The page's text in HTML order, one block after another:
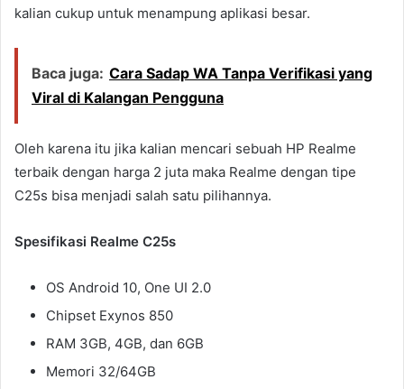
kalian cukup untuk menampung aplikasi besar.
Baca juga: Cara Sadap WA Tanpa Verifikasi yang
Viral di Kalangan Pengguna
Oleh karena itu jika kalian mencari sebuah HP Realme
terbaik dengan harga 2 juta maka Realme dengan tipe
C25s bisa menjadi salah satu pilihannya.
Spesifikasi Realme C25s
OS Android 10, One UI 2.0
Chipset Exynos 850
RAM 3GB, 4GB, dan 6GB
Memori 32/64GB